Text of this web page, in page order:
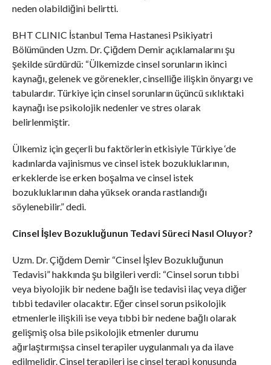
neden olabildiğini belirtti.
BHT CLINIC İstanbul Tema Hastanesi Psikiyatri
Bölümünden Uzm. Dr. Çiğdem Demir açıklamalarını şu
şekilde sürdürdü: “Ülkemizde cinsel sorunların ikinci
kaynağı, gelenek ve görenekler, cinselliğe ilişkin önyargı ve
tabulardır. Türkiye için cinsel sorunların üçüncü sıklıktaki
kaynağı ise psikolojik nedenler ve stres olarak
belirlenmiştir.
Ülkemiz için geçerli bu faktörlerin etkisiyle Türkiye ‘de
kadınlarda vajinismus ve cinsel istek bozukluklarının,
erkeklerde ise erken boşalma ve cinsel istek
bozukluklarının daha yüksek oranda rastlandığı
söylenebilir.” dedi.
Cinsel İşlev Bozukluğunun Tedavi Süreci Nasıl Oluyor?
Uzm. Dr. Çiğdem Demir “Cinsel İşlev Bozukluğunun
Tedavisi” hakkında şu bilgileri verdi: “Cinsel sorun tıbbi
veya biyolojik bir nedene bağlı ise tedavisi ilaç veya diğer
tıbbi tedaviler olacaktır. Eğer cinsel sorun psikolojik
etmenlerle ilişkili ise veya tıbbi bir nedene bağlı olarak
gelişmiş olsa bile psikolojik etmenler durumu
ağırlaştırmışsa cinsel terapiler uygulanmalı ya da ilave
edilmelidir. Cinsel terapileri ise cinsel terapi konusunda